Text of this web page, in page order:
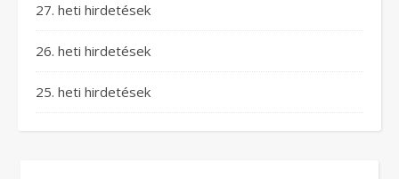
27. heti hirdetések
26. heti hirdetések
25. heti hirdetések